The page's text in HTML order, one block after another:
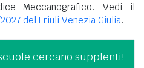
Meccanografico. Vedi il
del Friuli Venezia Giulia.
cercano supplenti!